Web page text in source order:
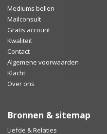
Mediums bellen
Mailconsult
Gratis account
Kwaliteit
Contact
Algemene voorwaarden
Klacht
Over ons
Bronnen & sitemap
Liefde & Relaties